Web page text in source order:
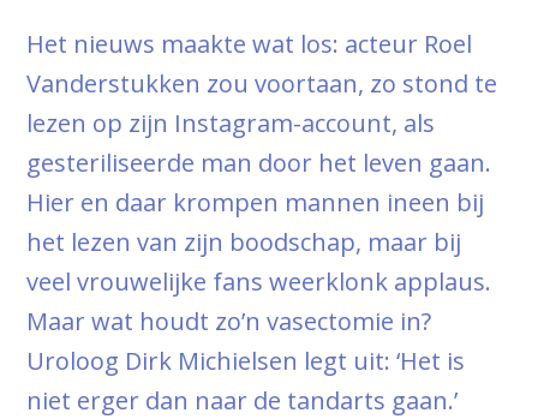
Het nieuws maakte wat los: acteur Roel
Vanderstukken zou voortaan, zo stond te
lezen op zijn Instagram-account, als
gesteriliseerde man door het leven gaan.
Hier en daar krompen mannen ineen bij
het lezen van zijn boodschap, maar bij
veel vrouwelijke fans weerklonk applaus.
Maar wat houdt zo’n vasectomie in?
Uroloog Dirk Michielsen legt uit: ‘Het is
niet erger dan naar de tandarts gaan.’